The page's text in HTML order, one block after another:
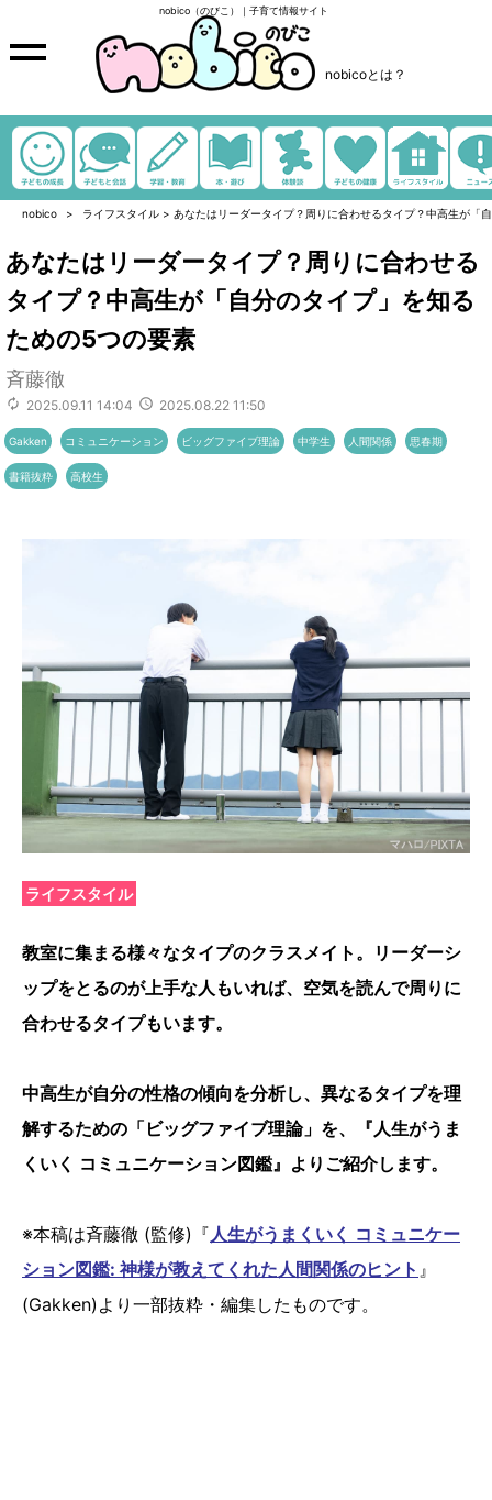
nobico（のびこ）｜子育て情報サイト
nobicoとは？
nobico ライフスタイル > あなたはリーダータイプ？周りに合わせるタイプ？中高生が「
あなたはリーダータイプ？周りに合わせる
タイプ？中高生が「自分のタイプ」を知る
ための5つの要素
斉藤徹
2025.09.11 14:04 2025.08.22 11:50
Gakken コミュニケーション ビッグファイブ理論 中学生 人間関係 思春期
書籍抜粋 高校生
ライフスタイル
教室に集まる様々なタイプのクラスメイト。リーダーシ
ップをとるのが上手な人もいれば、空気を読んで周りに
合わせるタイプもいます。
中高生が自分の性格の傾向を分析し、異なるタイプを理
解するための「ビッグファイブ理論」を、『人生がうま
くいく コミュニケーション図鑑』よりご紹介します。
※本稿は斉藤徹 (監修)『 人生がうまくいく コミュニケー
ション図鑑: 神様が教えてくれた人間関係のヒント 』
(Gakken)より一部抜粋・編集したものです。